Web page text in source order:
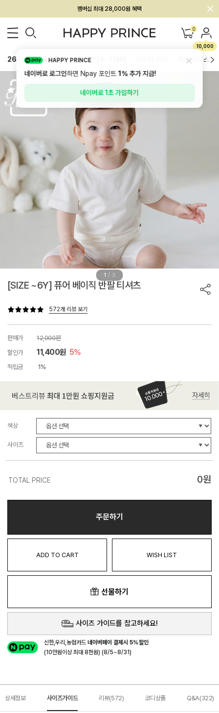
회원전용 아울렛, 가입하면 ~60% 할인!
멤버십 최대 28,000원 혜택 0
10,000
26SS 신상 BEST BABY[6~12M] 하의/레깅스
1 / 3
[SIZE ~6Y] 퓨어 베이직 반팔 티셔츠
572개 리뷰 보기
판매가
12,000원
할인가
11,400원 5%
적립금 1%
색상
사이즈
TOTAL PRICE 0원
주문하기
ADD TO CART WISH LIST
선물하기
사이즈 가이드를 참고하세요!
신한,우리,농협카드네이버페이 결제시 5%할인
(10만원이상 최대 8천원) (8/5~8/31)
상세정보 사이즈가이드 리뷰(572) 코디상품 Q&A(322)
HAPPY PRINCE
네이버로 로그인하면 Npay 포인트1%추가 지급!
네이버로 1초 가입하기